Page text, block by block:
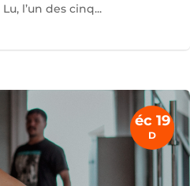
l’un des cinq...
éc 19
D